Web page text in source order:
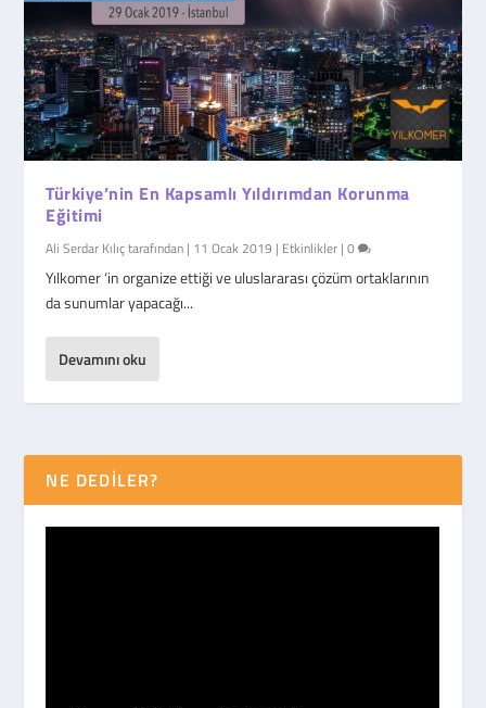
Türkiye’nin En Kapsamlı Yıldırımdan Korunma
Eğitimi
Ali Serdar Kılıçtarafından | 11 Ocak 2019 | Etkinlikler |0
Yılkomer ‘in organize ettiği ve uluslararası çözüm ortaklarının
da sunumlar yapacağı...
Devamını oku
NE DEDİLER?